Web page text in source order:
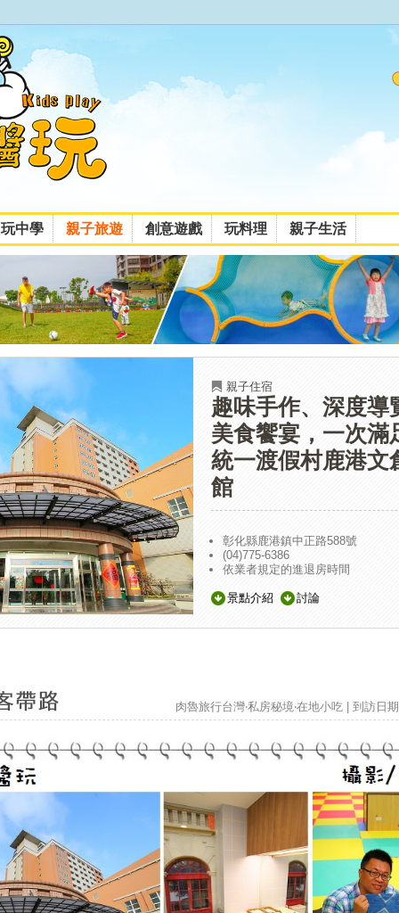
玩中學 親子旅遊 創意遊戲 玩料理 親子生活
親子住宿
趣味手作、深度導
美食饗宴，一次滿
統一渡假村鹿港文
館
彰化縣鹿港鎮中正路588號
(04)775-6386
依業者規定的進退房時間
景點介紹 討論
肉魯旅行台灣‧私房秘境‧在地小吃 | 到訪日